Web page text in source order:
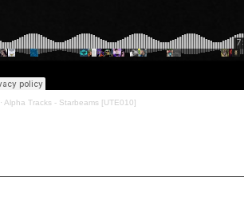
Alpha Tracks - Starbeams [UTE010]